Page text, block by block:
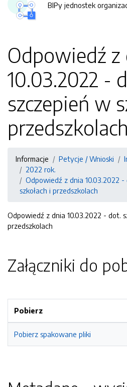
BIPy jednostek
Odpowiedź z
10.03.2022 -
szczepień w
przedszkolach
Informacje Petycje / Wnioski
2022 rok.
Odpowiedź z dnia 10.03.2022
szkołach i przedszkolach
Odpowiedź z dnia 10.03.2022 - dot.
przedszkolach
Załączniki do
Pobierz
Pobierz spakowane pliki